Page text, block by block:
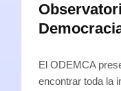
El ODEMCA
encontrar toda la